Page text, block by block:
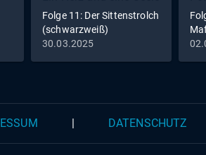
Folge 11: Der Sittenstrolch
(schwarzweiß)
30.03.2025
DATENSCHUTZ